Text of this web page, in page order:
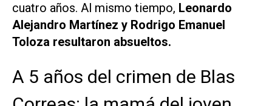
cuatro años. Al mismo tiempo, Leonardo
Alejandro Martínez y Rodrigo Emanuel
Toloza resultaron absueltos.
A 5 años del crimen de Blas